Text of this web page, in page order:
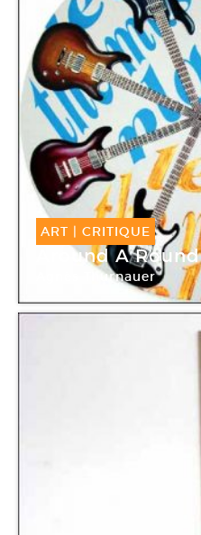
ART CRITIQUE
Around A Round
Agnès Thurnauer
Galerie Hussenot